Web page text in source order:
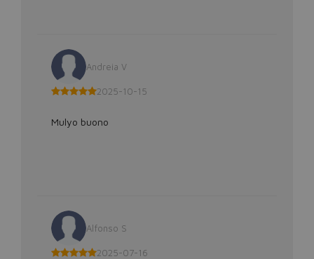
Andreia V
2025-10-15
Mulyo buono
Alfonso S
2025-07-16